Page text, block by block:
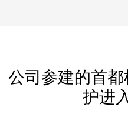
公司参建的首
护进